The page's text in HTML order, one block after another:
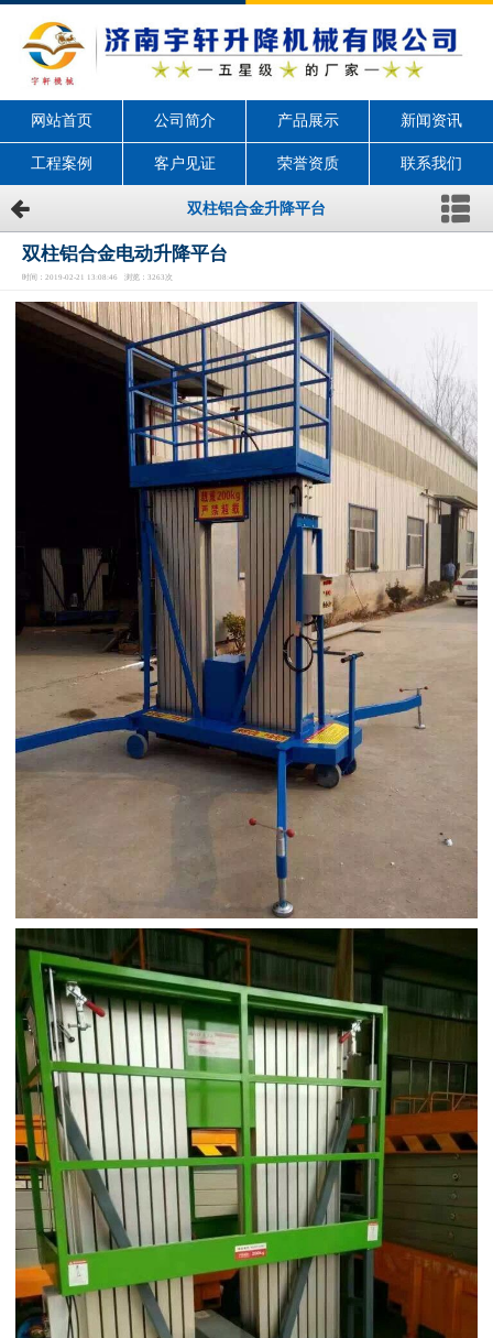
网站首页 公司简介 产品展示 新闻资讯
工程案例 客户见证 荣誉资质 联系我们
双柱铝合金升降平台
双柱铝合金电动升降平台
时间：2019-02-21 13:08:46 浏览：3263次